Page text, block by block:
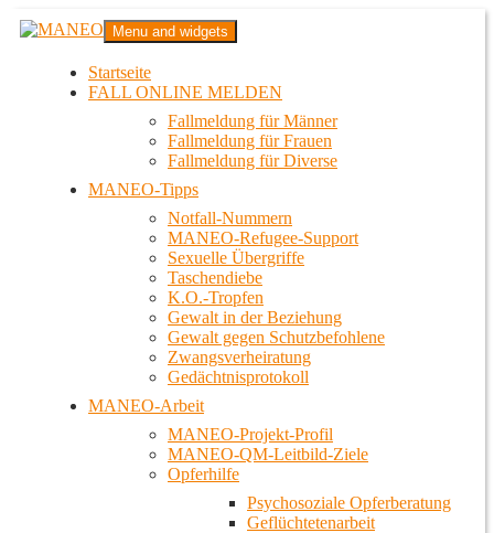
Zum
InhaltMANEO
Das schwule Anti-Gewalt-Projekt in Berlin
Menu and widgets
Startseite
FALL ONLINE MELDEN
Fallmeldung für Männer
Fallmeldung für Frauen
Fallmeldung für Diverse
MANEO-Tipps
Notfall-Nummern
MANEO-Refugee-Support
Sexuelle Übergriffe
Taschendiebe
K.O.-Tropfen
Gewalt in der Beziehung
Gewalt gegen Schutzbefohlene
Zwangsverheiratung
Gedächtnisprotokoll
MANEO-Arbeit
MANEO-Projekt-Profil
MANEO-QM-Leitbild-Ziele
Opferhilfe
Psychosoziale Opferberatung
Geflüchtetenarbeit